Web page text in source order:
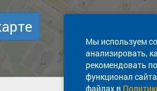
Мы используем
анализировать,
рекомендовать
функционал
файлах в